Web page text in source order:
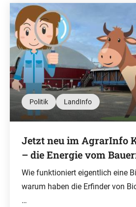
Politik LandInfo
Jetzt neu im AgrarInfo
– die Energie vom
Wie funktioniert eigentlich eine
warum haben die Erfinder von
…